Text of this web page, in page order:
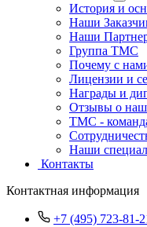
История и
Наши
Наши
Группа ТМС
Почему с
Лицензии и
Награды и
Отзывы о
TMC -
Наши
Контакты
Контактная информация
+7 (495) 723-81-